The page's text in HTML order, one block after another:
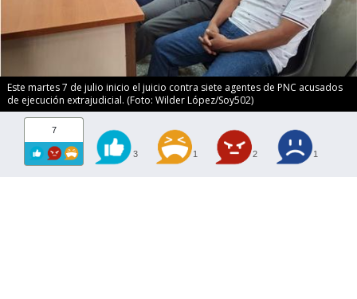
Este martes 7 de julio inicio el juicio contra siete agentes de PNC acusados
de ejecución extrajudicial. (Foto: Wilder López/Soy502)
7
3 1 2 1